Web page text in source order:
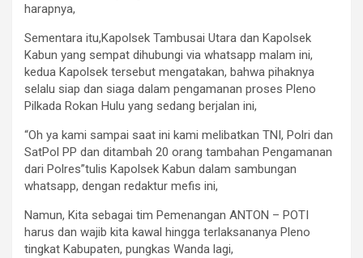
harapnya,
Sementara itu,Kapolsek Tambusai Utara dan Kapolsek
Kabun yang sempat dihubungi via whatsapp malam ini,
kedua Kapolsek tersebut mengatakan, bahwa pihaknya
selalu siap dan siaga dalam pengamanan proses Pleno
Pilkada Rokan Hulu yang sedang berjalan ini,
“Oh ya kami sampai saat ini kami melibatkan TNI, Polri dan
SatPol PP dan ditambah 20 orang tambahan Pengamanan
dari Polres”tulis Kapolsek Kabun dalam sambungan
whatsapp, dengan redaktur mefis ini,
Namun, Kita sebagai tim Pemenangan ANTON – POTI
harus dan wajib kita kawal hingga terlaksananya Pleno
tingkat Kabupaten, pungkas Wanda lagi,